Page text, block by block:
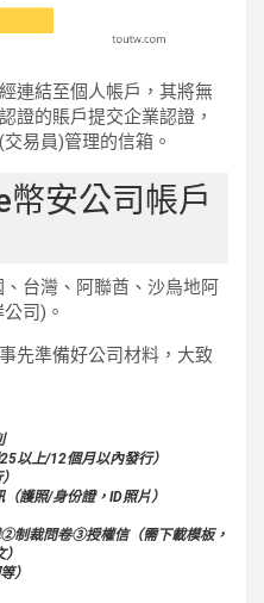
連結至個人帳戶，其將無
證的賬戶提交企業認證，
易員)管理的信箱。
安公司帳戶
台灣、阿聯酋、沙烏地阿
司)。
先準備好公司材料，大致
以上/12個月以內發行）
護照/身份證，ID照片）
制裁問卷③授權信（需下載模板，
）